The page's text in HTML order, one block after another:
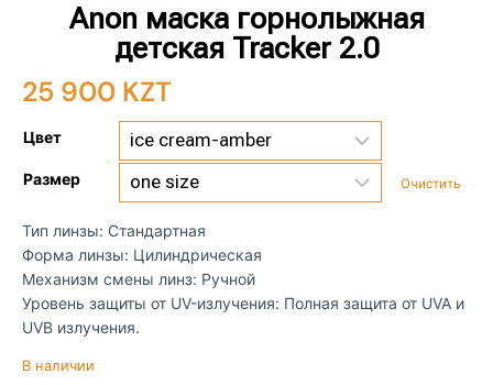
Anon маска горнолыжная
детская Tracker 2.0
25 900 KZT
Цвет
Размер Очистить
Тип линзы: Стандартная
Форма линзы: Цилиндрическая
Механизм смены линз: Ручной
Уровень защиты от UV-излучения: Полная защита от UVA и
UVB излучения.
В наличии